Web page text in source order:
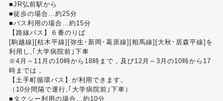
■JR弘前駅から
■徒歩の場合…約25分
■バス利用の場合…約15分
【路線バス】６番のりば
[駒越線][枯木平線][弥生･新岡･葛原線][相馬線][大秋･居森平線]を
利用し,｢大学病院前｣下車
※4月～11月の10時から18時まで，及び12月～3月の10時から17
時までは，
【土手町循環バス】が利用できます。
（10分間隔で運行,｢大学病院前｣下車）
■タクシー利用の場合…約10分